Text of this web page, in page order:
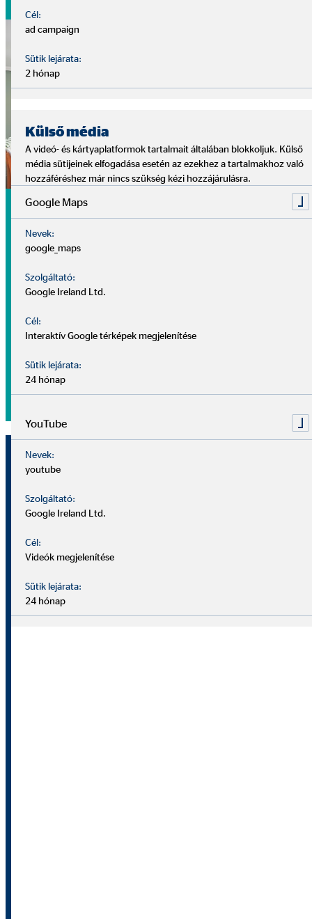
Saját otthonunk megteremtése
A családok egyik legfőbb célja a saját otthonuk
megteremtése, melyre számtalan lehetőség adódik a mai
pénzügyi döntéssel akár milliós veszteségek is érhetik az
embert.
Számoltassa ki Ön is a családja számára megfelelő
Családi pénzügyek
Néhány érv, ami mellettünk szól
Cél:
ad campaign
Sütik lejárata:
2 hónap
Külső média
A videó- és kártyaplatformok tartalmait általában blokkoljuk. Külső
média sütijeinek elfogadása esetén az ezekhez a tartalmakhoz való
hozzáféréshez már nincs szükség kézi hozzájárulásra.
Google Maps
Nevek:
google_maps
Szolgáltató:
Google Ireland Ltd.
Cél:
Interaktív Google térképek megjelenítése
Sütik lejárata:
24 hónap
YouTube
Nevek:
youtube
Szolgáltató:
Google Ireland Ltd.
Cél:
Videók megjelenítése
Sütik lejárata:
24 hónap